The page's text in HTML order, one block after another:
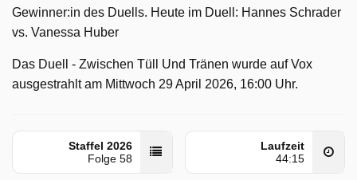
Gewinner:in des Duells. Heute im Duell: Hannes Schrader
vs. Vanessa Huber
Das Duell - Zwischen Tüll Und Tränen wurde auf Vox
ausgestrahlt am Mittwoch 29 April 2026, 16:00 Uhr.
Staffel 2026
Folge 58
Laufzeit
44:15